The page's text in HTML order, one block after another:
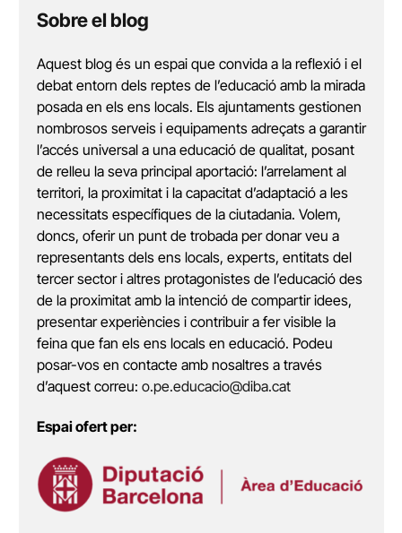
Sobre el blog
Aquest blog és un espai que convida a la reflexió i el
debat entorn dels reptes de l’educació amb la mirada
posada en els ens locals. Els ajuntaments gestionen
nombrosos serveis i equipaments adreçats a garantir
l’accés universal a una educació de qualitat, posant
de relleu la seva principal aportació: l’arrelament al
territori, la proximitat i la capacitat d’adaptació a les
necessitats específiques de la ciutadania. Volem,
doncs, oferir un punt de trobada per donar veu a
representants dels ens locals, experts, entitats del
tercer sector i altres protagonistes de l’educació des
de la proximitat amb la intenció de compartir idees,
presentar experiències i contribuir a fer visible la
feina que fan els ens locals en educació. Podeu
posar-vos en contacte amb nosaltres a través
d’aquest correu: o.pe.educacio@diba.cat
Espai ofert per: